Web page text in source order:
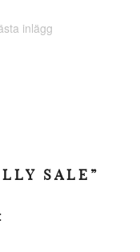
inlägg
SALE”